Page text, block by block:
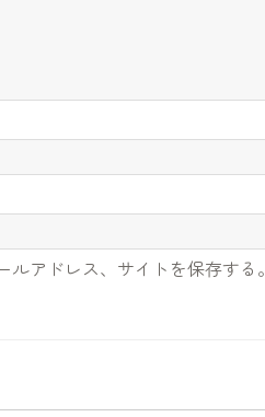
アドレス、サイトを保存する。